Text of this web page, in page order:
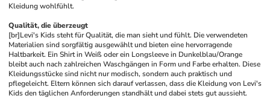
Kleidung wohlfühlt.
Qualität, die überzeugt
[br]Levi's Kids steht für Qualität, die man sieht und fühlt. Die verwendeten
Materialien sind sorgfältig ausgewählt und bieten eine hervorragende
Haltbarkeit. Ein Shirt in Weiß oder ein Longsleeve in Dunkelblau/Orange
bleibt auch nach zahlreichen Waschgängen in Form und Farbe erhalten. Diese
Kleidungsstücke sind nicht nur modisch, sondern auch praktisch und
pflegeleicht. Eltern können sich darauf verlassen, dass die Kleidung von Levi's
Kids den täglichen Anforderungen standhält und dabei stets gut aussieht.